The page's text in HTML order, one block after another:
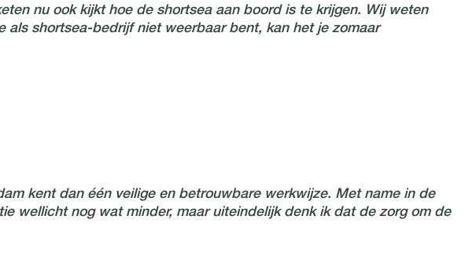
nu ook kijkt hoe de shortsea aan boord is te krijgen. Wij weten
shortsea-bedrijf niet weerbaar bent, kan het je zomaar
kent dan één veilige en betrouwbare werkwijze. Met name in de
wellicht nog wat minder, maaruiteindelijkdenk ik dat de zorg om de